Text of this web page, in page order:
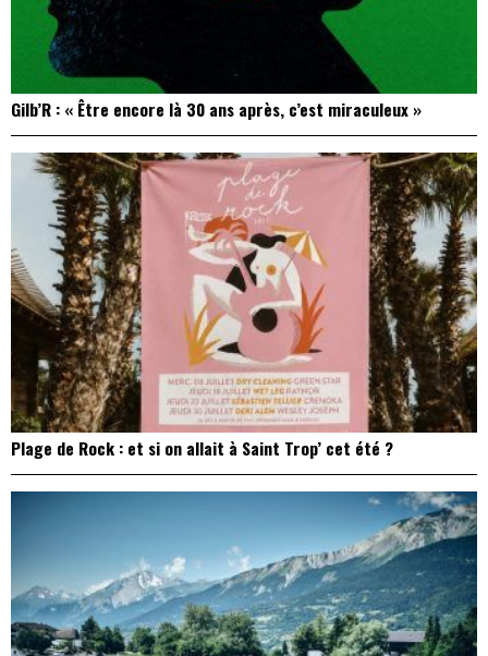
Gilb’R : « Être encore là 30 ans après, c’est miraculeux »
Plage de Rock : et si on allait à Saint Trop’ cet été ?